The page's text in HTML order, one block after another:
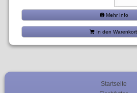
Mehr Info
In den
Startseite